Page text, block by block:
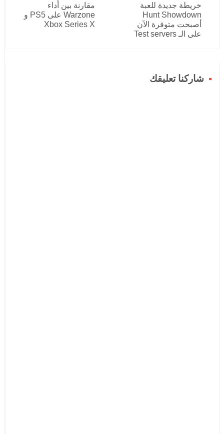
خريطة جديدة للعبة
Hunt Showdown
أصبحت متوفرة الآن
على الـ Test servers
مقارنة بين أداء
Warzone على PS5 و
Xbox Series X
شاركنا تعليقك